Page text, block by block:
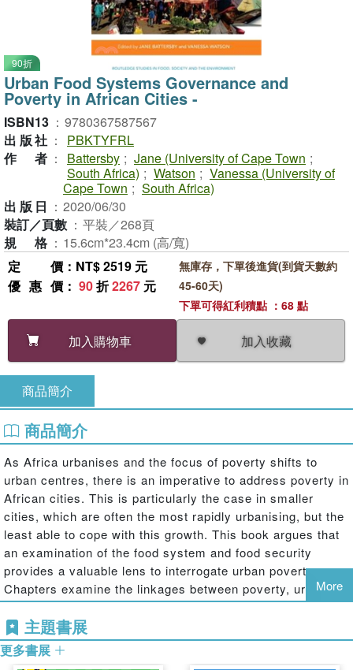
90折
Urban Food Systems Governance and
Poverty in African Cities -
ISBN13 ： 9780367587567
出版社 ：
PBKTYFRL
作者 ： Battersby ; Jane (University of Cape Town ;
South Africa) ; Watson ; Vanessa (University of
Cape Town ; South Africa)
出版日 ： 2020/06/30
裝訂／頁數 ： 平裝／268頁
規格 ： 15.6cm*23.4cm (高/寬)
定價 ：NT$ 2519 元
優惠價 ： 90折2267 元
加入購物車 加入收藏
無庫存，下單後進貨(到貨天數約
45-60天)
下單可得紅利積點 ：68 點
商品簡介
商品簡介
As Africa urbanises and the focus of poverty shifts to
urban centres, there is an imperative to address poverty in
African cities. This is particularly the case in smaller
cities, which are often the most rapidly urbanising, but the
least able to cope with this growth. This book argues that
an examination of the food system and food security
provides a valuable lens to interrogate urban poverty.
Chapters examine the linkages between poverty, urban
food systems and local governance with a focus on case
studies from three smaller or secondary cities in Africa:
Kisumu (Kenya), Kitwe (Zambia) and Epworth
(Zimbabwe).
More
主題書展
更多書展